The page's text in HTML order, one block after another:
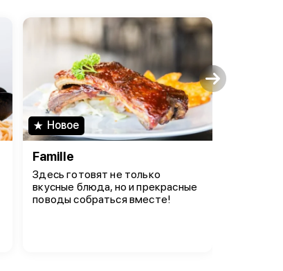
Новое
Famille
Здесь готовят не только
вкусные блюда, но и прекрасные
поводы собраться вместе!